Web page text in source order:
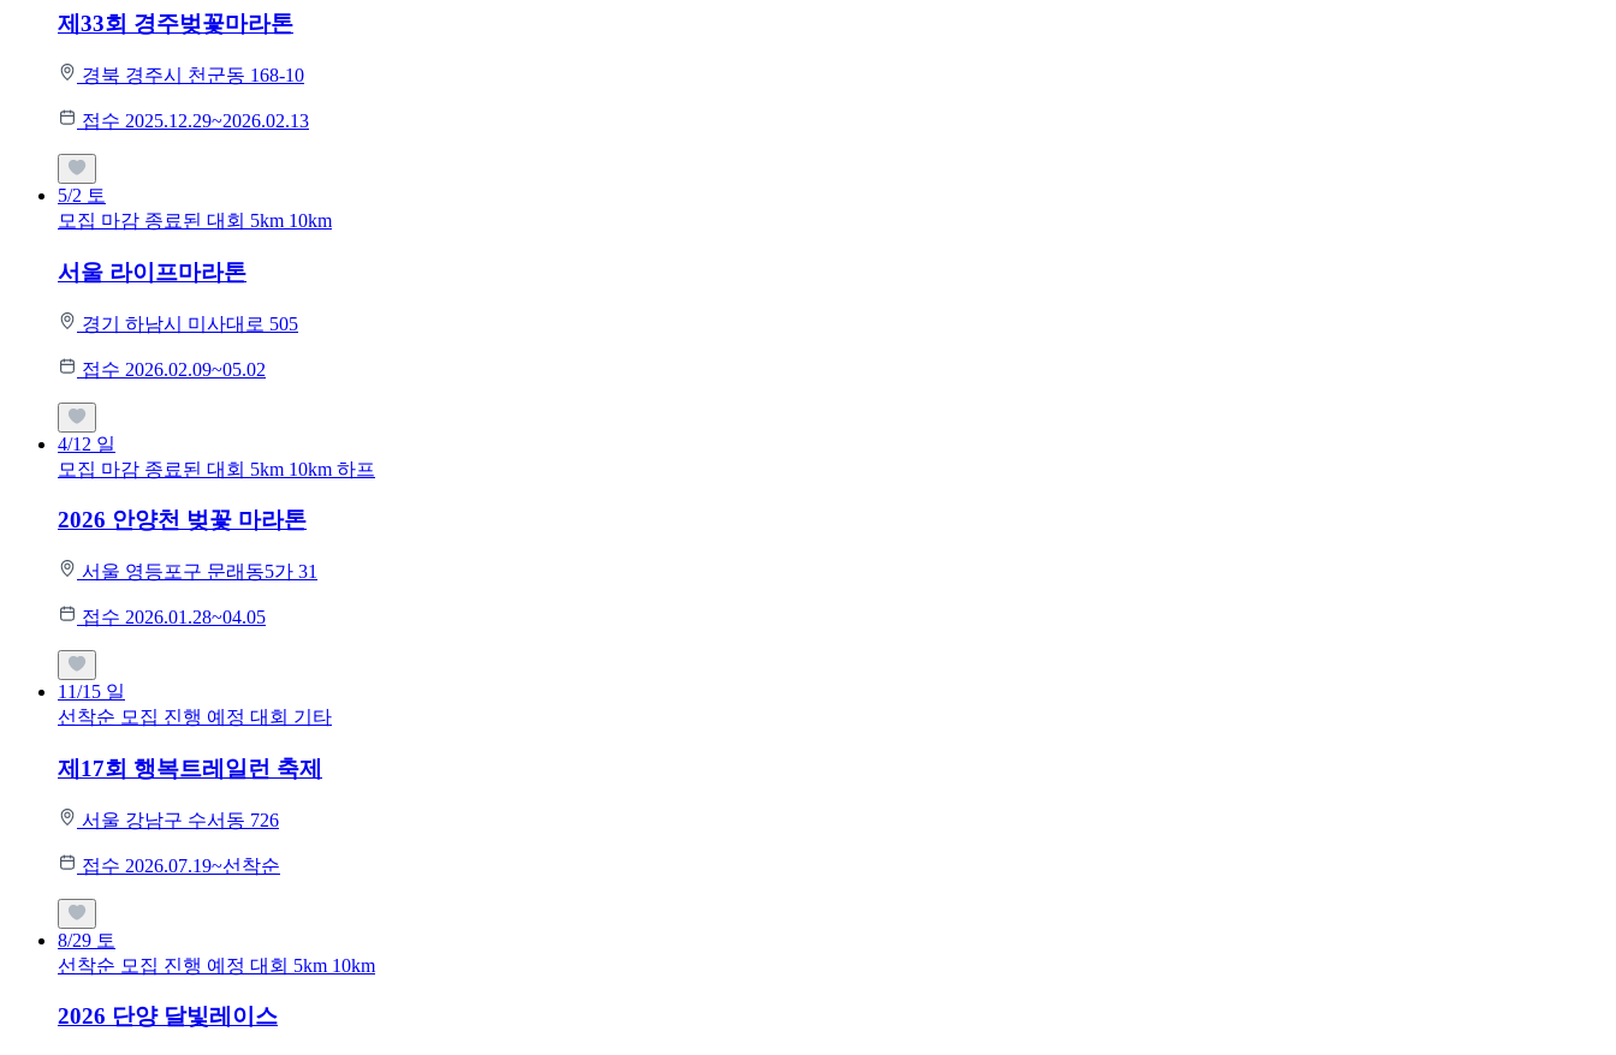
제33회 경주벚꽃마라톤
경북 경주시 천군동 168-10
접수 2025.12.29~2026.02.13
5/2 토
모집 마감 종료된 대회 5km 10km
서울 라이프마라톤
경기 하남시 미사대로 505
접수 2026.02.09~05.02
4/12 일
모집 마감 종료된 대회 5km 10km 하프
2026 안양천 벚꽃 마라톤
서울 영등포구 문래동5가 31
접수 2026.01.28~04.05
11/15 일
선착순 모집 진행 예정 대회 기타
제17회 행복트레일런 축제
서울 강남구 수서동 726
접수 2026.07.19~선착순
8/29 토
선착순 모집 진행 예정 대회 5km 10km
2026 단양 달빛레이스